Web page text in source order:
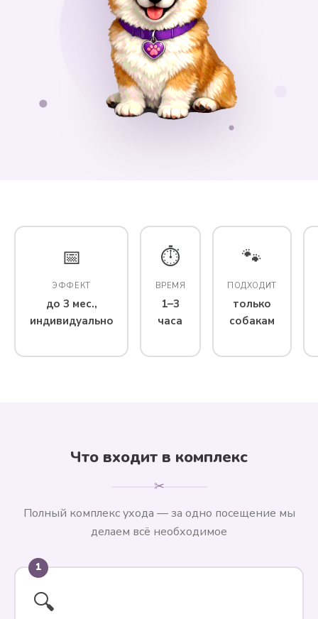
📅
ЭФФЕКТ
до 3 мес.,
индивидуально
⏱
ВРЕМЯ
1–3
часа
🐾
ПОДХОДИТ
только
собакам
Что входит в комплекс
✂
Полный комплекс ухода — за одно посещение мы
делаем всё необходимое
1
🔍